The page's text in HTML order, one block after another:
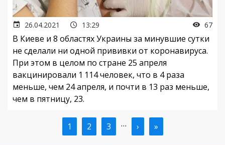
26.04.2021 13:29 67
В Киеве и 8 областях Украины за минувшие сутки
не сделали ни одной прививки от коронавируса.
При этом в целом по стране 25 апреля
вакцинировали 1 114 человек, что в 4 раза
меньше, чем 24 апреля, и почти в 13 раз меньше,
чем в пятницу, 23.
Текущая
страница
1 Страница
2 Страница
3 … Следующая
страница
› Последняя
страница
»